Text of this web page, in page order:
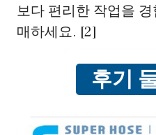
보다 편리한 작업을
매하세요. [2]
후기